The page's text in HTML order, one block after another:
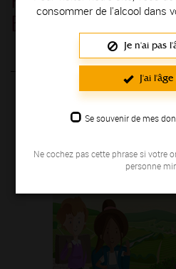
consommer de l'alcool dans
Je n'ai pas
J'ai
Se souvenir de mes
Ne cochez pas cette phrase si votre
personne
Bourgogne en
« Les Explorateurs
programme pour